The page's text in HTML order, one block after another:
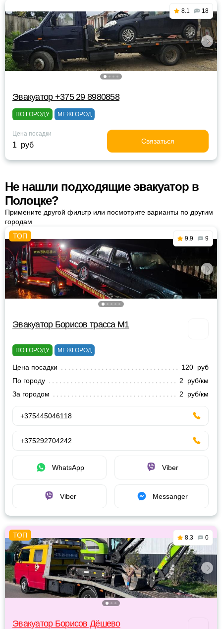
8.1 18
Эвакуатор +375 29 8980858
ПО ГОРОДУ МЕЖГОРОД
Цена посадки
1 руб Связаться
Не нашли подходящие эвакуатор в
Полоцке?
Примените другой фильтр или посмотрите варианты по другим
городам
9.9 9
Эвакуатор Борисов трасса М1
ПО ГОРОДУ МЕЖГОРОД
Цена посадки
120 руб
По городу
2 руб/км
За городом
2 руб/км
+375445046118
+375292704242
WhatsApp Viber
Viber Messanger
8.3 0
Эвакуатор Борисов Дёшево